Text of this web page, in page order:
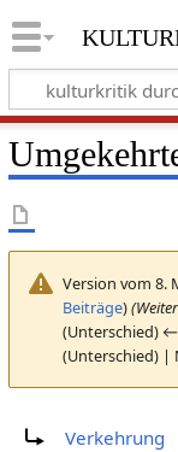
Version vom 8.
Beiträge)
(Unterschied)
(Unterschied) |
Verkehrung